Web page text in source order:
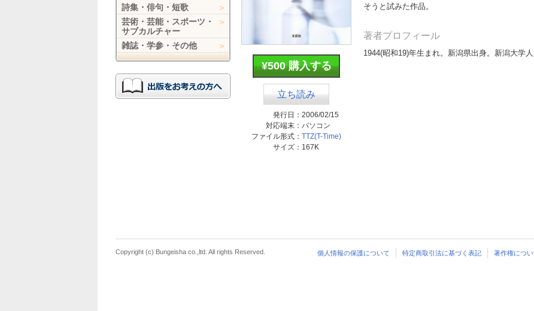
¥500 購入する
立ち読み
発行日： 2006/02/15
対応端末： パソコン
ファイル形式： TTZ(T-Time)
サイズ： 167K
そうと試みた作品。
著者プロフィール
1944(昭和19)年生まれ。新潟県出身。新潟大学人
詩集・俳句・短歌
芸術・芸能・スポーツ・
サブカルチャー
雑誌・学参・その他
個人情報の保護について 特定商取引法に基づく表記 著作権につい
Copyright (c) Bungeisha co.,ltd. All rights Reserved.